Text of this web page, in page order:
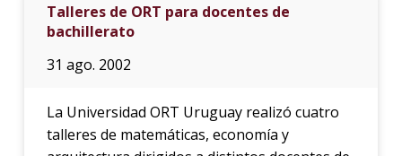
Talleres de ORT para docentes de
bachillerato
31 ago. 2002
La Universidad ORT Uruguay realizó cuatro
talleres de matemáticas, economía y